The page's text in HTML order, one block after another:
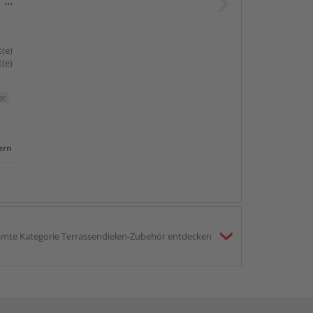
Kategorie Terrassendielen-Zubehör entdecken